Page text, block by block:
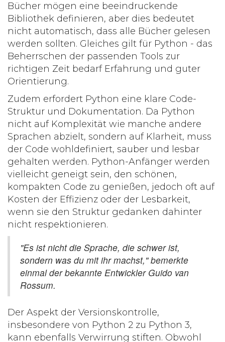
Bücher mögen eine beeindruckende
Bibliothek definieren, aber dies bedeutet
nicht automatisch, dass alle Bücher gelesen
werden sollten. Gleiches gilt für Python - das
Beherrschen der passenden Tools zur
richtigen Zeit bedarf Erfahrung und guter
Orientierung.
Zudem erfordert Python eine klare Code-
Struktur und Dokumentation. Da Python
nicht auf Komplexität wie manche andere
Sprachen abzielt, sondern auf Klarheit, muss
der Code wohldefiniert, sauber und lesbar
gehalten werden. Python-Anfänger werden
vielleicht geneigt sein, den schönen,
kompakten Code zu genießen, jedoch oft auf
Kosten der Effizienz oder der Lesbarkeit,
wenn sie den Struktur gedanken dahinter
nicht respektionieren.
"Es ist nicht die Sprache, die schwer ist,
sondern was du mit ihr machst," bemerkte
einmal der bekannte Entwickler Guido van
Rossum.
Der Aspekt der Versionskontrolle,
insbesondere von Python 2 zu Python 3,
kann ebenfalls Verwirrung stiften. Obwohl